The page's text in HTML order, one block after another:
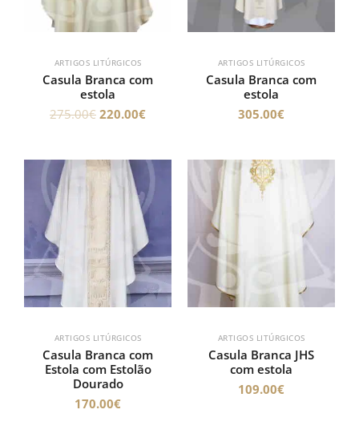
ARTIGOS LITÚRGICOS
Casula Branca com
estola
275.00€ 220.00€
ARTIGOS LITÚRGICOS
Casula Branca com
estola
305.00€
ARTIGOS LITÚRGICOS
Casula Branca com
Estola com Estolão
Dourado
170.00€
ARTIGOS LITÚRGICOS
Casula Branca JHS
com estola
109.00€